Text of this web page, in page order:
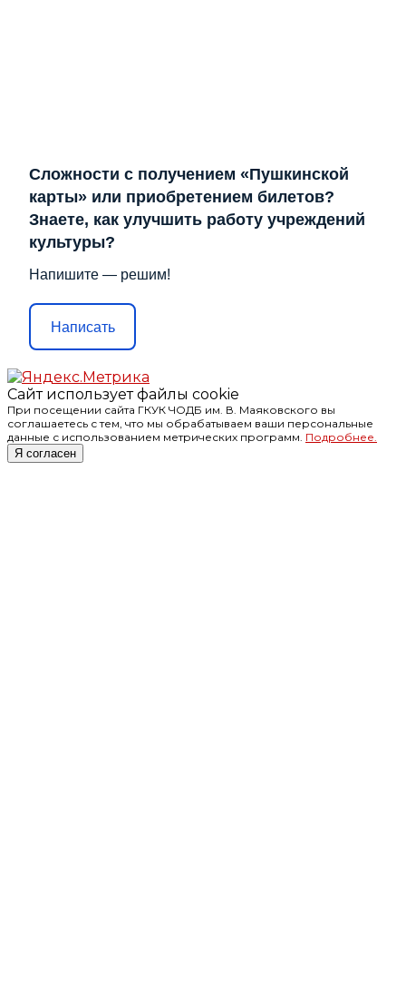
Сложности с получением «Пушкинской
карты» или приобретением билетов?
Знаете, как улучшить работу учреждений
культуры?
Напишите — решим!
Написать
Сайт использует файлы cookie
При посещении сайта ГКУК ЧОДБ им. В. Маяковского вы
соглашаетесь с тем, что мы обрабатываем ваши персональные
данные с использованием метрических программ. Подробнее.
Я согласен